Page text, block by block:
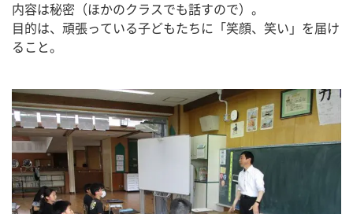
内容は秘密（ほかのクラスでも話すので）。
目的は、頑張っている子どもたちに「笑顔、笑い」を届け
ること。